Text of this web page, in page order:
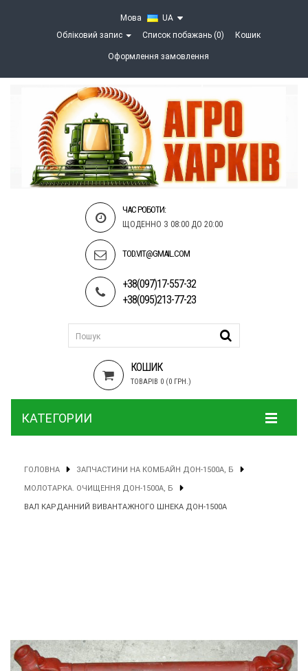
Мова
UA
Обліковий запис
Список побажань (0) Кошик
Оформлення замовлення
ЧАС РОБОТИ:
ЩОДЕННО З 08:00 ДО 20:00
TOD.VIT@GMAIL.COM
+38(097)17-557-32
+38(095)213-77-23
КОШИК
ТОВАРІВ 0 (0 ГРН.)
КАТЕГОРИИ
ГОЛОВНА ЗАПЧАСТИНИ НА КОМБАЙН ДОН-1500А, Б
МОЛОТАРКА. ОЧИЩЕННЯ ДОН-1500А, Б
ВАЛ КАРДАННИЙ ВИВАНТАЖНОГО ШНЕКА ДОН-1500А